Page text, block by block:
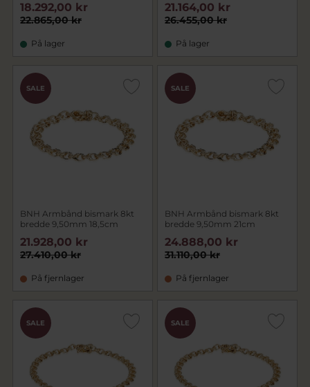
22.865,00 kr
18.292,00 kr
På lager
26.455,00 kr
21.164,00 kr
På lager
SALE
BNH Armbånd bismark 8kt
bredde 9,50mm 18,5cm
27.410,00 kr
21.928,00 kr
På fjernlager
SALE
BNH Armbånd bismark 8kt
bredde 9,50mm 21cm
31.110,00 kr
24.888,00 kr
På fjernlager
SALE SALE